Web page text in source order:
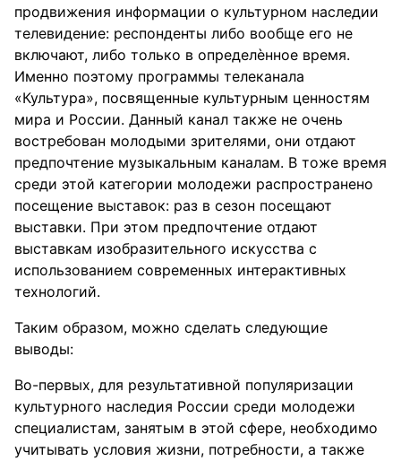
продвижения информации о культурном наследии
телевидение: респонденты либо вообще его не
включают, либо только в определѐнное время.
Именно поэтому программы телеканала
«Культура», посвященные культурным ценностям
мира и России. Данный канал также не очень
востребован молодыми зрителями, они отдают
предпочтение музыкальным каналам. В тоже время
среди этой категории молодежи распространено
посещение выставок: раз в сезон посещают
выставки. При этом предпочтение отдают
выставкам изобразительного искусства с
использованием современных интерактивных
технологий.
Таким образом, можно сделать следующие
выводы:
Во-первых, для результативной популяризации
культурного наследия России среди молодежи
специалистам, занятым в этой сфере, необходимо
учитывать условия жизни, потребности, а также